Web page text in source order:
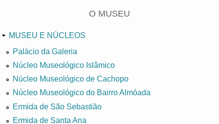
O MUSEU
MUSEU E NÚCLEOS
Palácio da Galeria
Núcleo Museológico Islâmico
Núcleo Museológico de Cachopo
Núcleo Museológico do Bairro Almóada
Ermida de São Sebastião
Ermida de Santa Ana